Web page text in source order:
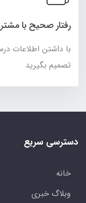
رفتار صحیح با
با داشتن اطلاعات
تصمیم بگیرید
دسترسی سریع
خانه
وبلاگ خبری